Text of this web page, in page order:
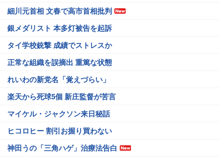
細川元首相 文春で高市首相批判
銀メダリスト 本多灯被告を起訴
タイ学校銃撃 成績でストレスか
正常な組織を誤摘出 重篤な状態
れいわの新党名「覚えづらい」
楽天から死球5個 新庄監督が苦言
マイケル・ジャクソン来日秘話
ヒコロヒー 割引お握り買わない
神田うの「三角ハゲ」治療法告白